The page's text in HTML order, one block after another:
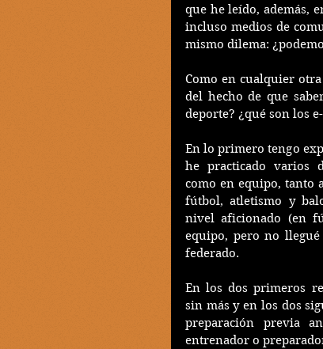
que he leído, además,
incluso medios de
mismo dilema:
Como en cualquier
del hecho de que
deporte? ¿qué son los
En lo primero tengo
he practicado varios
como en equipo, tanto
fútbol, atletismo y
nivel aficionado (en
equipo, pero no
federado.
En los dos primeros
sin más y en los dos
preparación previa
entrenador o